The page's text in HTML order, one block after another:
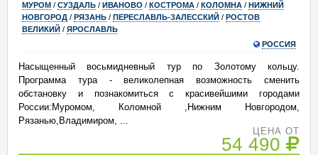
МУРОМ / СУЗДАЛЬ / ИВАНОВО / КОСТРОМА / КОЛОМНА / НИЖНИЙ
НОВГОРОД / РЯЗАНЬ / ПЕРЕСЛАВЛЬ-ЗАЛЕССКИЙ / РОСТОВ
ВЕЛИКИЙ / ЯРОСЛАВЛЬ
РОССИЯ
Насыщенный восьмидневный тур по Золотому кольцу.
Программа тура - великолепная возможность сменить
обстановку и познакомиться с красивейшими городами
России:Муромом, Коломной ,Нижним Новгородом,
Рязанью,Владимиром, ...
ЦЕНА ОТ
54 490